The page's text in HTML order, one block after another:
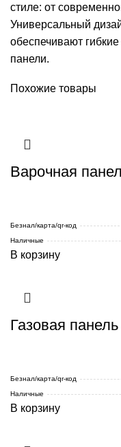
стиле: от
Универсальный
обеспечивают
панели.
Похожие товары
Варочная
Безнал/карта/qr-код
Наличные
В корзину
Газовая
Безнал/карта/qr-код
Наличные
В корзину